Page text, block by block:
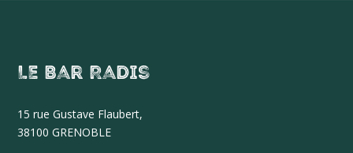
Le Bar Radis
15 rue Gustave Flaubert,
38100 GRENOBLE